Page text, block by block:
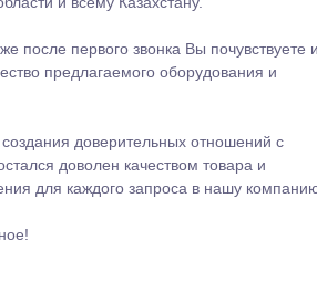
для каждого запроса в нашу компанию.